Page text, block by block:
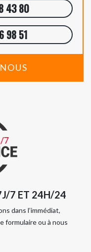
43 80
98 51
7 ET 24H/24
dans l’immédiat,
formulaire ou à nous